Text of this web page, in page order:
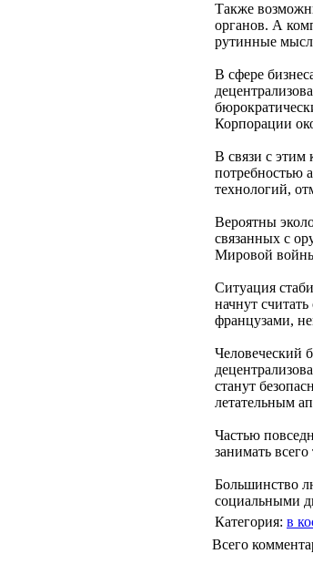
Также
органов. А
рутинные
В сфере
Корпорации
В связи с этим
потребностью
технологий,
Вероятны
связанных с
Мировой
Ситуация
начнут
французами,
Человеческий
станут
летательным
Частью
занимать
Большинство
социальными
Категория: в
Всего